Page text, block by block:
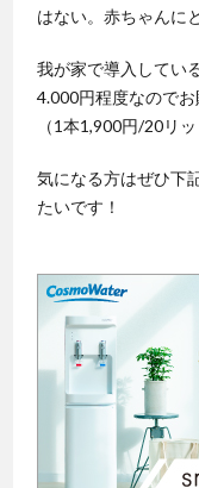
はない。赤ちゃんに
我が家で導入してい
4.000円程度なのでお
（1本1,900円/20リ
気になる方はぜひ下
たいです！